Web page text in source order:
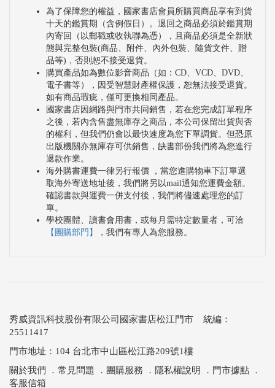
為了保障您的權益，國家書店會員所購買商品享有到貨
十天的鑑賞期（含例假日）。退回之商品必須於鑑賞期
內寄回（以郵戳或收執聯為憑），且商品必須是全新狀
態與完整包裝(商品、附件、內外包裝、隨貨文件、贈
品等)，否則恕不接受退貨。
購買產品如為數位影音商品（如：CD、VCD、DVD、
電子書等），因受智慧財產權保護，恕無法接受退貨。
如有商品瑕疵，僅可更換相同產品。
國家書店因網路與門市共同銷售，若在您完成訂單程序
之後，若內含售盡無庫存之商品，本公司保留出貨與否
的權利，但我們仍會以最快速度為您下單調貨。但恐原
出版機關亦無庫存可供銷售，缺書部份我們將為您進行
退款作業。
海外購書運費一律另行報價 ，當您進購物車下訂單選
取海外寄送地址後，我們將另以mail通知您運費金額。
確認書款與運費一併支付後，我們將儘速處理您的訂
單。
學校團體、讀書會用書，或每月需特定數量者，可洽
【團購部門】
，我們有專人為您服務。
秀威資訊科技股份有限公司國家書店松江門市 統編：
25511417
門市地址：104 台北市中山區松江路209號1樓
關於我們
． 常見問題 ． 團購服務 ． 隱私權說明 ． 門市據點 ．
客服信箱